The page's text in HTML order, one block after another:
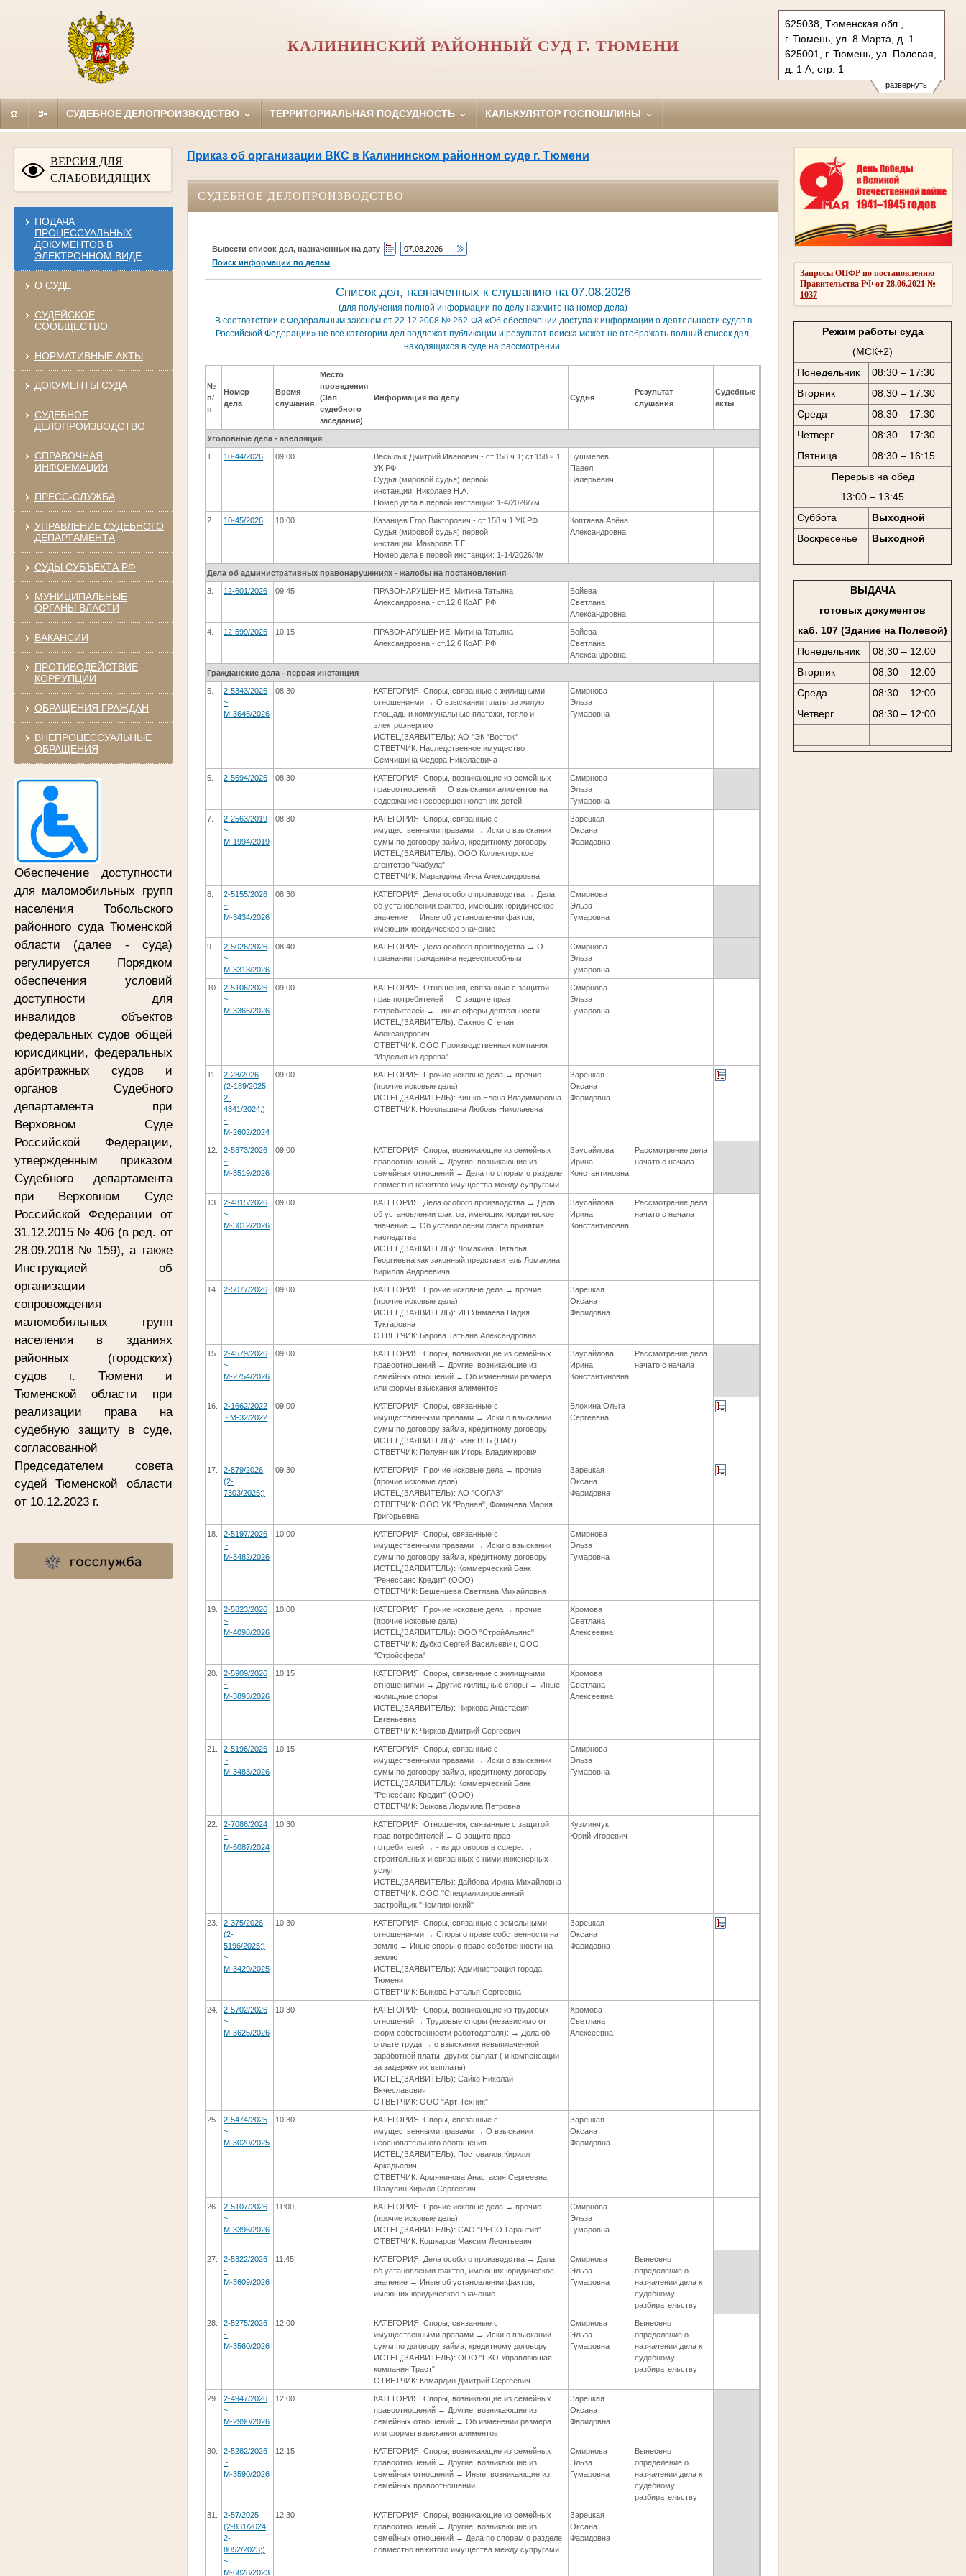
развернуть
625038, Тюменская обл.,
г. Тюмень, ул. 8 Марта, д. 1
625001, г. Тюмень, ул. Полевая,
д. 1 А, стр. 1
Тел.: (3452) 56-87-
32 (уголов.дела), 39-31-
kalininsky.tum@sudrf.ru
КАЛИНИНСКИЙ РАЙОННЫЙ СУД Г. ТЮМЕНИ
СУДЕБНОЕ ДЕЛОПРОИЗВОДСТВО ТЕРРИТОРИАЛЬНАЯ ПОДСУДНОСТЬ КАЛЬКУЛЯТОР ГОСПОШЛИНЫ
ВЕРСИЯ ДЛЯ
СЛАБОВИДЯЩИХ
ПОДАЧА
ПРОЦЕССУАЛЬНЫХ
ДОКУМЕНТОВ В
ЭЛЕКТРОННОМ ВИДЕ
О СУДЕ
СУДЕЙСКОЕ
СООБЩЕСТВО
НОРМАТИВНЫЕ АКТЫ
ДОКУМЕНТЫ СУДА
СУДЕБНОЕ
ДЕЛОПРОИЗВОДСТВО
СПРАВОЧНАЯ
ИНФОРМАЦИЯ
ПРЕСС-СЛУЖБА
УПРАВЛЕНИЕ СУДЕБНОГО
ДЕПАРТАМЕНТА
СУДЫ СУБЪЕКТА РФ
МУНИЦИПАЛЬНЫЕ
ОРГАНЫ ВЛАСТИ
ВАКАНСИИ
ПРОТИВОДЕЙСТВИЕ
КОРРУПЦИИ
ОБРАЩЕНИЯ ГРАЖДАН
ВНЕПРОЦЕССУАЛЬНЫЕ
ОБРАЩЕНИЯ
Обеспечение доступности
для маломобильных групп
населения Тобольского
районного суда Тюменской
области (далее - суда)
регулируется Порядком
обеспечения условий
доступности для
инвалидов объектов
федеральных судов общей
юрисдикции, федеральных
арбитражных судов и
органов Судебного
департамента при
Верховном Суде
Российской Федерации,
утвержденным приказом
Судебного департамента
при Верховном Суде
Российской Федерации от
31.12.2015 № 406 (в ред. от
28.09.2018 № 159), а также
Инструкцией об
организации
сопровождения
маломобильных групп
населения в зданиях
районных (городских)
судов г. Тюмени и
Тюменской области при
реализации права на
судебную защиту в суде,
согласованной
Председателем совета
судей Тюменской области
от 10.12.2023 г.
Запросы ОПФР по постановлению
Правительства РФ от 28.06.2021 №
1037
Режим работы суда
(МСК+2)
Понедельник
08:30 – 17:30
Вторник
08:30 – 17:30
Среда
08:30 – 17:30
Четверг
08:30 – 17:30
Пятница
08:30 – 16:15
Перерыв на обед
13:00 – 13:45
Суббота
Выходной
Воскресенье
Выходной
ВЫДАЧА
готовых документов
каб. 107 (Здание на Полевой)
Понедельник
08:30 – 12:00
Вторник
08:30 – 12:00
Среда
08:30 – 12:00
Четверг
08:30 – 12:00
Приказ об организации ВКС в Калининском районном суде г. Тюмени
СУДЕБНОЕ ДЕЛОПРОИЗВОДСТВО
Вывести список дел, назначенных на дату
Поиск информации по делам
Список дел, назначенных к слушанию на 07.08.2026
(для получения полной информации по делу нажмите на номер дела)
В соответствии с Федеральным законом от 22.12.2008 № 262-ФЗ «Об обеспечении доступа к информации о деятельности судов в
Российской Федерации» не все категории дел подлежат публикации и результат поиска может не отображать полный список дел,
находящихся в суде на рассмотрении.
№
п/
п
Номер
дела
Время
слушания
Место
проведения
(Зал
судебного
заседания)
Информация по делу Судья
Результат
слушания
Судебные
акты
Уголовные дела - апелляция
1. 10-44/2026 09:00
Васылык Дмитрий Иванович - ст.158 ч.1; ст.158 ч.1
УК РФ
Судья (мировой судья) первой
инстанции: Николаев Н.А.
Номер дела в первой инстанции: 1-4/2026/7м
Бушмелев
Павел
Валерьевич
2. 10-45/2026 10:00
Казанцев Егор Викторович - ст.158 ч.1 УК РФ
Судья (мировой судья) первой
инстанции: Макарова Т.Г.
Номер дела в первой инстанции: 1-14/2026/4м
Коптяева Алёна
Александровна
Дела об административных правонарушениях - жалобы на постановления
3. 12-601/2026 09:45
ПРАВОНАРУШЕНИЕ: Митина Татьяна
Александровна - ст.12.6 КоАП РФ
Бойева
Светлана
Александровна
4. 12-599/2026 10:15
ПРАВОНАРУШЕНИЕ: Митина Татьяна
Александровна - ст.12.6 КоАП РФ
Бойева
Светлана
Александровна
Гражданские дела - первая инстанция
5.
2-5343/2026
~
М-3645/2026
08:30
КАТЕГОРИЯ: Споры, связанные с жилищными
отношениями → О взыскании платы за жилую
площадь и коммунальные платежи, тепло и
электроэнергию
ИСТЕЦ(ЗАЯВИТЕЛЬ): АО "ЭК "Восток"
ОТВЕТЧИК: Наследственное имущество
Семчишина Федора Николаевича
Смирнова
Эльза
Гумаровна
6. 2-5694/2026 08:30
КАТЕГОРИЯ: Споры, возникающие из семейных
правоотношений → О взыскании алиментов на
содержание несовершеннолетних детей
Смирнова
Эльза
Гумаровна
7.
2-2563/2019
~
М-1994/2019
08:30
КАТЕГОРИЯ: Споры, связанные с
имущественными правами → Иски о взыскании
сумм по договору займа, кредитному договору
ИСТЕЦ(ЗАЯВИТЕЛЬ): ООО Коллекторское
агентство "Фабула"
ОТВЕТЧИК: Марандина Инна Александровна
Зарецкая
Оксана
Фаридовна
8.
2-5155/2026
~
М-3434/2026
08:30
КАТЕГОРИЯ: Дела особого производства → Дела
об установлении фактов, имеющих юридическое
значение → Иные об установлении фактов,
имеющих юридическое значение
Смирнова
Эльза
Гумаровна
9.
2-5026/2026
~
М-3313/2026
08:40
КАТЕГОРИЯ: Дела особого производства → О
признании гражданина недееспособным
Смирнова
Эльза
Гумаровна
10.
2-5106/2026
~
М-3366/2026
09:00
КАТЕГОРИЯ: Отношения, связанные с защитой
прав потребителей → О защите прав
потребителей → - иные сферы деятельности
ИСТЕЦ(ЗАЯВИТЕЛЬ): Сахнов Степан
Александрович
ОТВЕТЧИК: ООО Производственная компания
"Изделия из дерева"
Смирнова
Эльза
Гумаровна
11.
2-28/2026
(2-189/2025;
2-
4341/2024;)
~
М-2602/2024
09:00
КАТЕГОРИЯ: Прочие исковые дела → прочие
(прочие исковые дела)
ИСТЕЦ(ЗАЯВИТЕЛЬ): Кишко Елена Владимировна
ОТВЕТЧИК: Новопашина Любовь Николаевна
Зарецкая
Оксана
Фаридовна
12.
2-5373/2026
~
М-3519/2026
09:00
КАТЕГОРИЯ: Споры, возникающие из семейных
правоотношений → Другие, возникающие из
семейных отношений → Дела по спорам о разделе
совместно нажитого имущества между супругами
Заусайлова
Ирина
Константиновна
Рассмотрение дела
начато с начала
13.
2-4815/2026
~
М-3012/2026
09:00
КАТЕГОРИЯ: Дела особого производства → Дела
об установлении фактов, имеющих юридическое
значение → Об установлении факта принятия
наследства
ИСТЕЦ(ЗАЯВИТЕЛЬ): Ломакина Наталья
Георгиевна как законный представитель Ломакина
Кирилла Андреевича
Заусайлова
Ирина
Константиновна
Рассмотрение дела
начато с начала
14. 2-5077/2026 09:00
КАТЕГОРИЯ: Прочие исковые дела → прочие
(прочие исковые дела)
ИСТЕЦ(ЗАЯВИТЕЛЬ): ИП Янмаева Надия
Туктаровна
ОТВЕТЧИК: Барова Татьяна Александровна
Зарецкая
Оксана
Фаридовна
15.
2-4579/2026
~
М-2754/2026
09:00
КАТЕГОРИЯ: Споры, возникающие из семейных
правоотношений → Другие, возникающие из
семейных отношений → Об изменении размера
или формы взыскания алиментов
Заусайлова
Ирина
Константиновна
Рассмотрение дела
начато с начала
16.
2-1662/2022
~ М-32/2022
09:00
КАТЕГОРИЯ: Споры, связанные с
имущественными правами → Иски о взыскании
сумм по договору займа, кредитному договору
ИСТЕЦ(ЗАЯВИТЕЛЬ): Банк ВТБ (ПАО)
ОТВЕТЧИК: Полуянчик Игорь Владимирович
Блохина Ольга
Сергеевна
17.
2-879/2026
(2-
7303/2025;)
09:30
КАТЕГОРИЯ: Прочие исковые дела → прочие
(прочие исковые дела)
ИСТЕЦ(ЗАЯВИТЕЛЬ): АО "СОГАЗ"
ОТВЕТЧИК: ООО УК "Родная", Фомичева Мария
Григорьевна
Зарецкая
Оксана
Фаридовна
18.
2-5197/2026
~
М-3482/2026
10:00
КАТЕГОРИЯ: Споры, связанные с
имущественными правами → Иски о взыскании
сумм по договору займа, кредитному договору
ИСТЕЦ(ЗАЯВИТЕЛЬ): Коммерческий Банк
"Ренессанс Кредит" (ООО)
ОТВЕТЧИК: Бешенцева Светлана Михайловна
Смирнова
Эльза
Гумаровна
19.
2-5823/2026
~
М-4098/2026
10:00
КАТЕГОРИЯ: Прочие исковые дела → прочие
(прочие исковые дела)
ИСТЕЦ(ЗАЯВИТЕЛЬ): ООО "СтройАльянс"
ОТВЕТЧИК: Дубко Сергей Васильевич, ООО
"Стройсфера"
Хромова
Светлана
Алексеевна
20.
2-5909/2026
~
М-3893/2026
10:15
КАТЕГОРИЯ: Споры, связанные с жилищными
отношениями → Другие жилищные споры → Иные
жилищные споры
ИСТЕЦ(ЗАЯВИТЕЛЬ): Чиркова Анастасия
Евгеньевна
ОТВЕТЧИК: Чирков Дмитрий Сергеевич
Хромова
Светлана
Алексеевна
21.
2-5196/2026
~
М-3483/2026
10:15
КАТЕГОРИЯ: Споры, связанные с
имущественными правами → Иски о взыскании
сумм по договору займа, кредитному договору
ИСТЕЦ(ЗАЯВИТЕЛЬ): Коммерческий Банк
"Ренессанс Кредит" (ООО)
ОТВЕТЧИК: Зыкова Людмила Петровна
Смирнова
Эльза
Гумаровна
22.
2-7086/2024
~
М-6087/2024
10:30
КАТЕГОРИЯ: Отношения, связанные с защитой
прав потребителей → О защите прав
потребителей → - из договоров в сфере: →
строительных и связанных с ними инженерных
услуг
ИСТЕЦ(ЗАЯВИТЕЛЬ): Дайбова Ирина Михайловна
ОТВЕТЧИК: ООО "Специализированный
застройщик "Чемпионский"
Кузминчук
Юрий Игоревич
23.
2-375/2026
(2-
5196/2025;)
~
М-3429/2025
10:30
КАТЕГОРИЯ: Споры, связанные с земельными
отношениями → Споры о праве собственности на
землю → Иные споры о праве собственности на
землю
ИСТЕЦ(ЗАЯВИТЕЛЬ): Администрация города
Тюмени
ОТВЕТЧИК: Быкова Наталья Сергеевна
Зарецкая
Оксана
Фаридовна
24.
2-5702/2026
~
М-3625/2026
10:30
КАТЕГОРИЯ: Споры, возникающие из трудовых
отношений → Трудовые споры (независимо от
форм собственности работодателя): → Дела об
оплате труда → о взыскании невыплаченной
заработной платы, других выплат ( и компенсации
за задержку их выплаты)
ИСТЕЦ(ЗАЯВИТЕЛЬ): Сайко Николай
Вячеславович
ОТВЕТЧИК: ООО "Арт-Техник"
Хромова
Светлана
Алексеевна
25.
2-5474/2025
~
М-3020/2025
10:30
КАТЕГОРИЯ: Споры, связанные с
имущественными правами → О взыскании
неосновательного обогащения
ИСТЕЦ(ЗАЯВИТЕЛЬ): Постовалов Кирилл
Аркадьевич
ОТВЕТЧИК: Армянинова Анастасия Сергеевна,
Шалупин Кирилл Сергеевич
Зарецкая
Оксана
Фаридовна
26.
2-5107/2026
~
М-3396/2026
11:00
КАТЕГОРИЯ: Прочие исковые дела → прочие
(прочие исковые дела)
ИСТЕЦ(ЗАЯВИТЕЛЬ): САО "РЕСО-Гарантия"
ОТВЕТЧИК: Кошкаров Максим Леонтьевич
Смирнова
Эльза
Гумаровна
27.
2-5322/2026
~
М-3609/2026
11:45
КАТЕГОРИЯ: Дела особого производства → Дела
об установлении фактов, имеющих юридическое
значение → Иные об установлении фактов,
имеющих юридическое значение
Смирнова
Эльза
Гумаровна
Вынесено
определение о
назначении дела к
судебному
разбирательству
28.
2-5275/2026
~
М-3560/2026
12:00
КАТЕГОРИЯ: Споры, связанные с
имущественными правами → Иски о взыскании
сумм по договору займа, кредитному договору
ИСТЕЦ(ЗАЯВИТЕЛЬ): ООО "ПКО Управляющая
компания Траст"
ОТВЕТЧИК: Комардин Дмитрий Сергеевич
Смирнова
Эльза
Гумаровна
Вынесено
определение о
назначении дела к
судебному
разбирательству
29.
2-4947/2026
~
М-2990/2026
12:00
КАТЕГОРИЯ: Споры, возникающие из семейных
правоотношений → Другие, возникающие из
семейных отношений → Об изменении размера
или формы взыскания алиментов
Зарецкая
Оксана
Фаридовна
30.
2-5282/2026
~
М-3590/2026
12:15
КАТЕГОРИЯ: Споры, возникающие из семейных
правоотношений → Другие, возникающие из
семейных отношений → Иные, возникающие из
семейных правоотношений
Смирнова
Эльза
Гумаровна
Вынесено
определение о
назначении дела к
судебному
разбирательству
31.
2-57/2025
(2-831/2024;
2-
8052/2023;)
~
М-6828/2023
12:30
КАТЕГОРИЯ: Споры, возникающие из семейных
правоотношений → Другие, возникающие из
семейных отношений → Дела по спорам о разделе
совместно нажитого имущества между супругами
Зарецкая
Оксана
Фаридовна